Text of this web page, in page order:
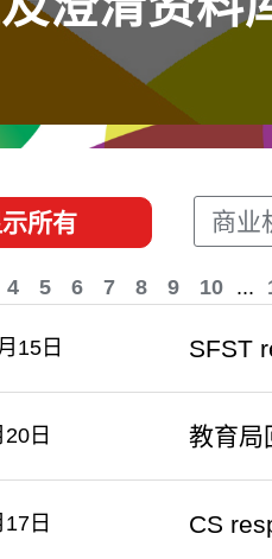
@粤港澳大湾区
所有 商业
4 5 6 7 8 9 10 ...
15日 SFST
日 教育局
日 CS